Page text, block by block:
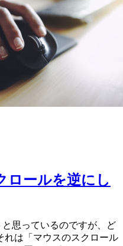
ロールを逆にし
思っているのですが、ど
は「マウスのスクロール